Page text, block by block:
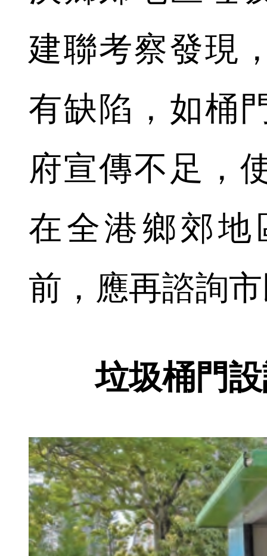
建聯考察發現
有缺陷，如桶
府宣傳不足，
在全港鄉郊
前，應再諮詢
垃圾桶門